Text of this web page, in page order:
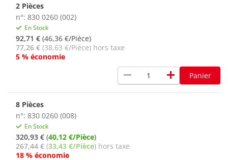
2 Pièces
n°: 830 0260 (002)
En Stock
92,71 € (46,36 €/Pièce)
77,26 € (38,63 €/Pièce) hors taxe
5 % économie
remove add Panier
8 Pièces
n°: 830 0260 (008)
En Stock
320,93 € (40,12 €/Pièce)
267,44 € (33,43 €/Pièce) hors taxe
18 % économie